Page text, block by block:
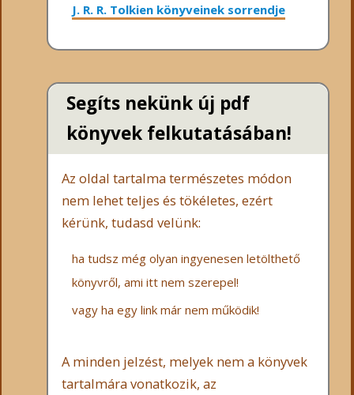
J. R. R. Tolkien könyveinek sorrendje
Segíts nekünk új pdf
könyvek felkutatásában!
Az oldal tartalma természetes módon
nem lehet teljes és tökéletes, ezért
kérünk, tudasd velünk:
ha tudsz még olyan ingyenesen letölthető
könyvről, ami itt nem szerepel!
vagy ha egy link már nem működik!
A minden jelzést, melyek nem a könyvek
tartalmára vonatkozik, az